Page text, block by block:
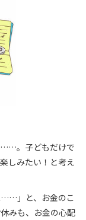
……。子どもだけで
しみたい！と考え
……」と、お金のこ
みも、お金の心配